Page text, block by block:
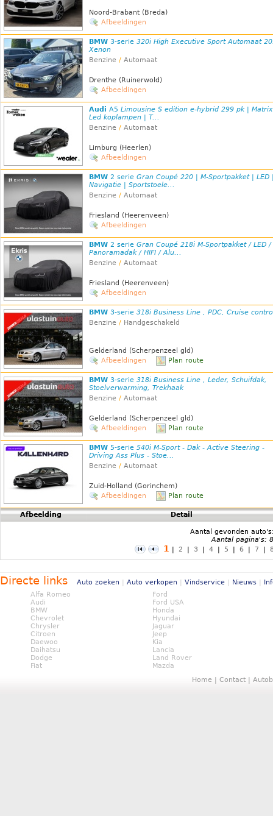
Noord-Brabant (Breda)
Afbeeldingen
BMW 3-serie 320i High Executive Sport Automaat
Xenon
Benzine / Automaat
Drenthe (Ruinerwold)
Afbeeldingen
Audi A5 Limousine S edition e-hybrid 299 pk | Matrix
Led koplampen | T...
Benzine / Automaat
Limburg (Heerlen)
Afbeeldingen
BMW 2 serie Gran Coupé 220 | M-Sportpakket | LED
Navigatie | Sportstoele...
Benzine / Automaat
Friesland (Heerenveen)
Afbeeldingen
BMW 2 serie Gran Coupé 218i M-Sportpakket / LED /
Panoramadak / HIFI / Alu...
Benzine / Automaat
Friesland (Heerenveen)
Afbeeldingen
BMW 3-serie 318i Business Line , PDC, Cruise
Benzine / Handgeschakeld
Gelderland (Scherpenzeel gld)
Afbeeldingen
Plan route
BMW 3-serie 318i Business Line , Leder, Schuifdak,
Stoelverwarming, Trekhaak
Benzine / Automaat
Gelderland (Scherpenzeel gld)
Afbeeldingen
Plan route
BMW 5-serie 540i M-Sport - Dak - Active Steering -
Driving Ass Plus - Stoe...
Benzine / Automaat
Zuid-Holland (Gorinchem)
Afbeeldingen
Plan route
Afbeelding Detail
Aantal gevonden
Aantal pagina's:
1 | 2 | 3 | 4 | 5 | 6 | 7 |
Directe links Auto zoeken | Auto verkopen | Vindservice | Nieuws |
Alfa Romeo
Audi
BMW
Chevrolet
Chrysler
Citroen
Daewoo
Daihatsu
Dodge
Fiat
Ford
Ford USA
Honda
Hyundai
Jaguar
Jeep
Kia
Lancia
Land Rover
Mazda
Home | Contact |